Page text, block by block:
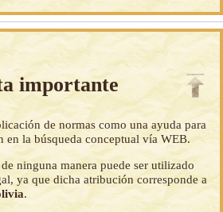
importante
de normas como una ayuda para
la búsqueda conceptual vía WEB.
ninguna manera puede ser utilizado
ya que dicha atribución corresponde a
.